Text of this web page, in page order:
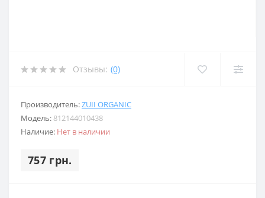
Отзывы: (0)
Производитель:ZUII ORGANIC
Модель: 812144010438
Наличие: Нет в наличии
757 грн.